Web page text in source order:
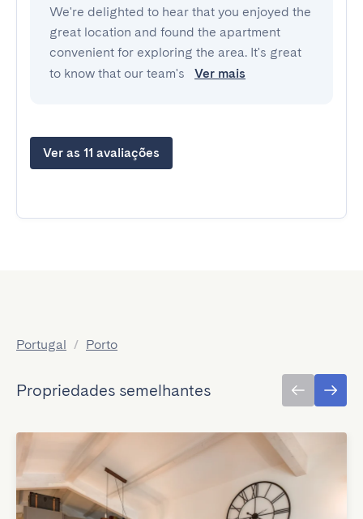
We're delighted to hear that you enjoyed the
great location and found the apartment
convenient for exploring the area. It's great
to know that our team's
Ver mais
Ver as 11 avaliações
Portugal / Porto
Propriedades semelhantes